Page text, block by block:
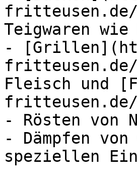
fritteusen.de/
Teigwaren
-
Fleisch und
- Rösten von
- Dämpfen von
speziellen